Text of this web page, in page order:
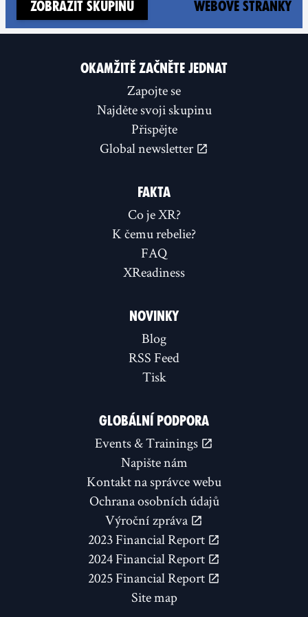
Zobrazit skupinu Webové stránky
OKAMŽITĚ ZAČNĚTE JEDNAT
Zapojte se
Najděte svoji skupinu
Přispějte
Global newsletter
FAKTA
Co je XR?
K čemu rebelie?
FAQ
XReadiness
NOVINKY
Blog
RSS Feed
Tisk
GLOBÁLNÍ PODPORA
Events & Trainings
Napište nám
Kontakt na správce webu
Ochrana osobních údajů
Výroční zpráva
2023 Financial Report
2024 Financial Report
2025 Financial Report
Site map